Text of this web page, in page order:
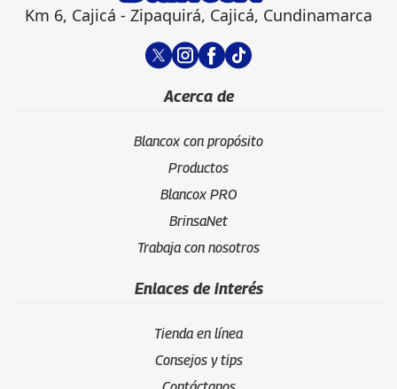
Km 6, Cajicá - Zipaquirá, Cajicá, Cundinamarca
Acerca de
Blancox con propósito
Productos
Blancox PRO
BrinsaNet
Trabaja con nosotros
Enlaces de interés
Tienda en línea
Consejos y tips